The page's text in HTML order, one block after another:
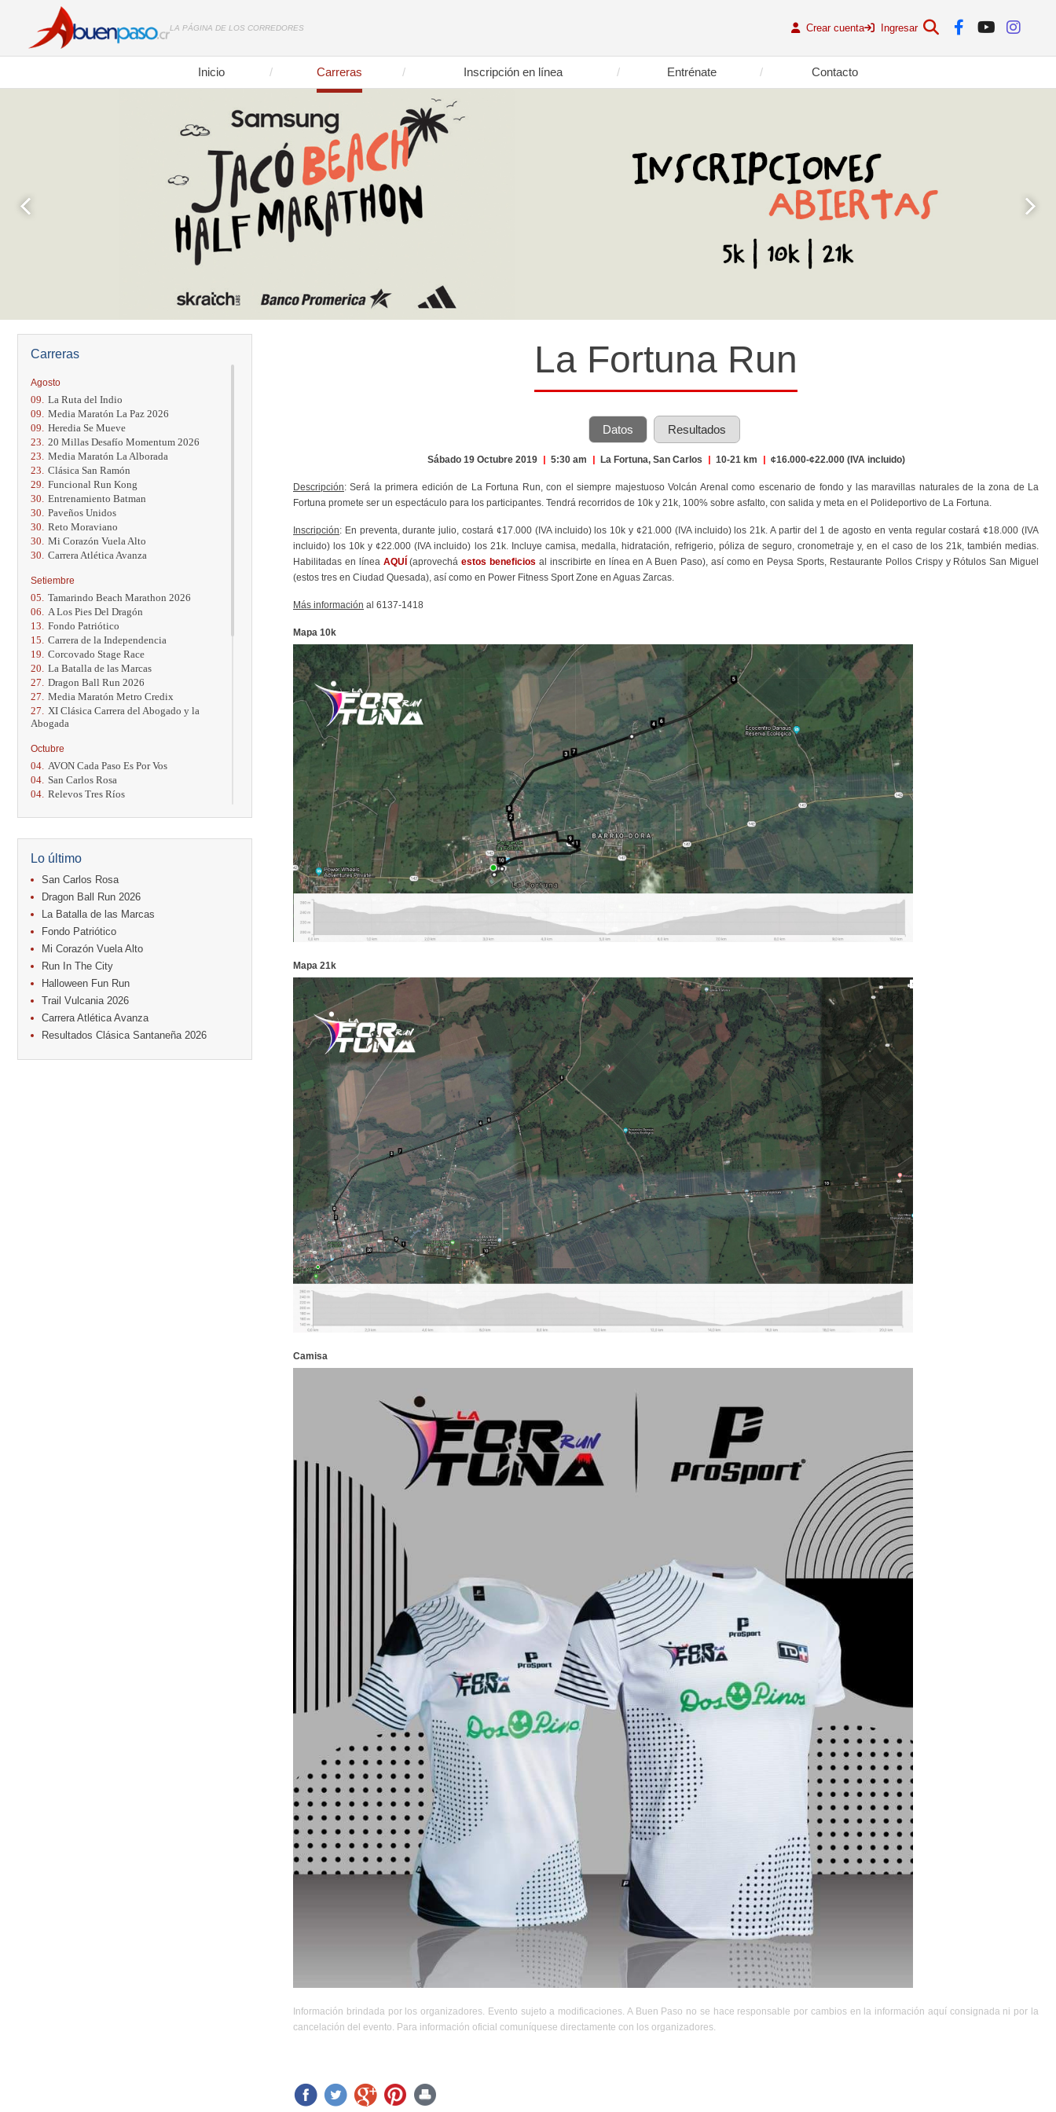
LA PÁGINA DE LOS CORREDORES Crear cuenta Ingresar
Inicio Carreras Inscripción en línea Entrénate Contacto
Carreras
Agosto
09. La Ruta del Indio
09. Media Maratón La Paz 2026
09. Heredia Se Mueve
23. 20 Millas Desafío Momentum 2026
23. Media Maratón La Alborada
23. Clásica San Ramón
29. Funcional Run Kong
30. Entrenamiento Batman
30. Paveños Unidos
30. Reto Moraviano
30. Mi Corazón Vuela Alto
30. Carrera Atlética Avanza
Setiembre
05. Tamarindo Beach Marathon 2026
06.
A Los Pies Del Dragón
13. Fondo Patriótico
15. Carrera de la Independencia
19. Corcovado Stage Race
20. La Batalla de las Marcas
27. Dragon Ball Run 2026
27. Media Maratón Metro Credix
27.
XI Clásica Carrera del Abogado y la
Abogada
Octubre
04. AVON Cada Paso Es Por Vos
04. San Carlos Rosa
04. Relevos Tres Ríos
17. Caribe Paradise Run
Casa Turire Trail Run
18. Warriors Run Circuit
18. Samsung Jacó Beach Half Marathon
2026
KRun by Under Armour
25. Run Alajuela
31. Halloween Fun Run
15. Entre Pan y Rosas
Diciembre
06. Trail Vulcania 2026
Lo último
San Carlos Rosa
Dragon Ball Run 2026
La Batalla de las Marcas
Fondo Patriótico
Mi Corazón Vuela Alto
Run In The City
Halloween Fun Run
Trail Vulcania 2026
Carrera Atlética Avanza
Resultados Clásica Santaneña 2026
La Fortuna Run
Datos Resultados
Sábado 19 Octubre 2019 | 5:30 am | La Fortuna, San Carlos | 10-21 km | ¢16.000-¢22.000 (IVA incluido)
Descripción: Será la primera edición de La Fortuna Run, con el siempre majestuoso Volcán Arenal como escenario de fondo y las maravillas naturales de la zona de La
Fortuna promete ser un espectáculo para los participantes. Tendrá recorridos de 10k y 21k, 100% sobre asfalto, con salida y meta en el Polideportivo de La Fortuna.
Inscripción: En preventa, durante julio, costará ¢17.000 (IVA incluido) los 10k y ¢21.000 (IVA incluido) los 21k. A partir del 1 de agosto en venta regular costará ¢18.000 (IVA
incluido) los 10k y ¢22.000 (IVA incluido) los 21k. Incluye camisa, medalla, hidratación, refrigerio, póliza de seguro, cronometraje y, en el caso de los 21k, también medias.
Habilitadas en línea AQUÍ (aprovecháestos beneficios al inscribirte en línea en A Buen Paso), así como en Peysa Sports, Restaurante Pollos Crispy y Rótulos San Miguel
(estos tres en Ciudad Quesada), así como en Power Fitness Sport Zone en Aguas Zarcas.
Más información al 6137-1418
Mapa 10k
Mapa 21k
Camisa
Información brindada por los organizadores. Evento sujeto a modificaciones. A Buen Paso no se hace responsable por cambios en la información aquí consignada ni por la
cancelación del evento. Para información oficial comuníquese directamente con los organizadores.